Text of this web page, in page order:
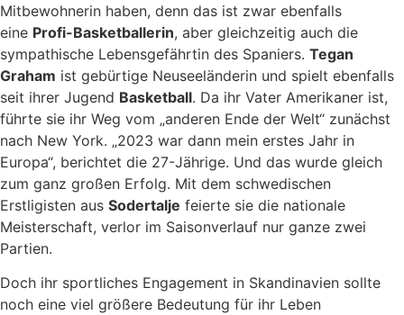
Mitbewohnerin haben, denn das ist zwar ebenfalls
eine Profi-Basketballerin, aber gleichzeitig auch die
sympathische Lebensgefährtin des Spaniers. Tegan
Graham ist gebürtige Neuseeländerin und spielt ebenfalls
seit ihrer Jugend Basketball. Da ihr Vater Amerikaner ist,
führte sie ihr Weg vom „anderen Ende der Welt“ zunächst
nach New York. „2023 war dann mein erstes Jahr in
Europa“, berichtet die 27-Jährige. Und das wurde gleich
zum ganz großen Erfolg. Mit dem schwedischen
Erstligisten aus Sodertalje feierte sie die nationale
Meisterschaft, verlor im Saisonverlauf nur ganze zwei
Partien.
Doch ihr sportliches Engagement in Skandinavien sollte
noch eine viel größere Bedeutung für ihr Leben